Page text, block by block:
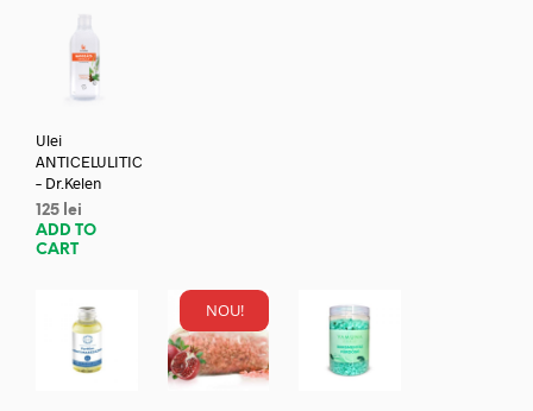
Ulei
ANTICELULITIC
– Dr.Kelen
125 lei
ADD TO
CART
NOU!